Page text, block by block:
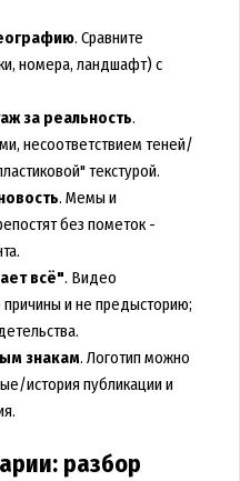
. Сравните
номера, ландшафт) с
за реальность.
несоответствием теней/
текстурой.
. Мемы и
без пометок -
всё". Видео
и не предысторию;
знакам. Логотип можно
история публикации и
разбор